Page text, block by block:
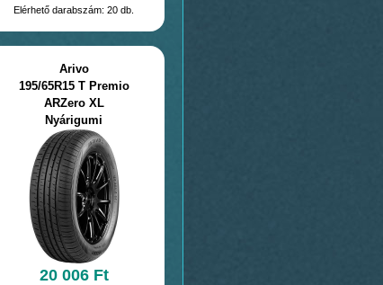
Elérhető darabszám: 20 db.
Arivo
195/65R15 T Premio
ARZero XL
Nyárigumi
20 006 Ft